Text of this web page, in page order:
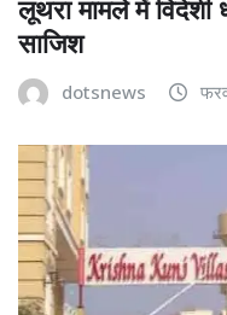
लूथरा मामले में विदेशी
साजिश
dotsnews